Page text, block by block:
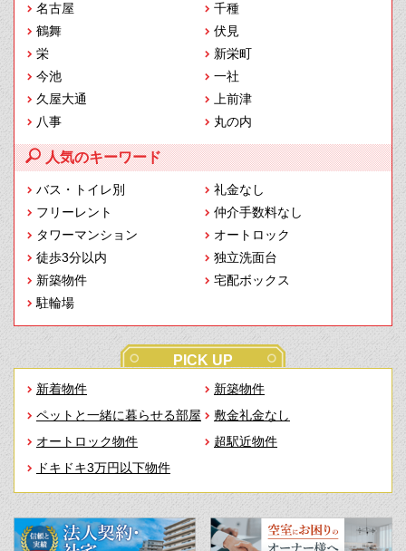
名古屋
千種
鶴舞
伏見
栄
新栄町
今池
一社
久屋大通
上前津
八事
丸の内
人気のキーワード
バス・トイレ別
礼金なし
フリーレント
仲介手数料なし
タワーマンション
オートロック
徒歩3分以内
独立洗面台
新築物件
宅配ボックス
駐輪場
PICK UP
新着物件
新築物件
ペットと一緒に暮らせる部屋
敷金礼金なし
オートロック物件
超駅近物件
ドキドキ3万円以下物件